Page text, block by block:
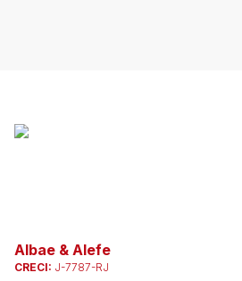
Albae & Alefe
CRECI: J-7787-RJ